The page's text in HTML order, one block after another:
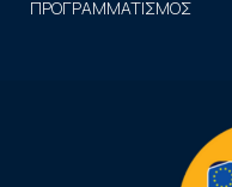
ΠΡΟΓΡΑΜΜΑΤΙΣΜΟΣ